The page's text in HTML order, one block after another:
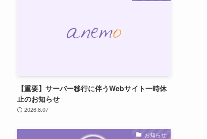
【重要】サーバー移行に伴うWebサイト一時休
止のお知らせ
2026.8.07
お知らせ